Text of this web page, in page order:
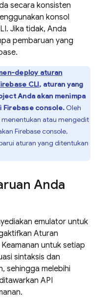
secara konsisten
konsol
Jika tidak, Anda
pembaruan yang
.
deploy aturan
CLI, aturan yang
Anda akan menimpa
Firebaseconsole. Oleh
menentukan atau mengedit
Firebaseconsole,
aturan yang ditentukan
Anda
emulator untuk
Aturan
untuk setiap
sintaksis dan
sehingga melebihi
API